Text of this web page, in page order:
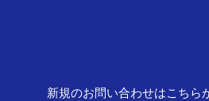
新規のお問い合わせはこちら